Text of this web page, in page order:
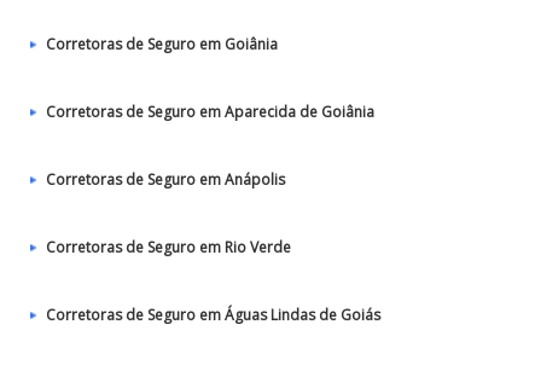
Corretoras de Seguro em Goiânia
Corretoras de Seguro em Aparecida de Goiânia
Corretoras de Seguro em Anápolis
Corretoras de Seguro em Rio Verde
Corretoras de Seguro em Águas Lindas de Goiás